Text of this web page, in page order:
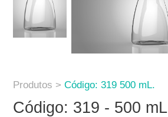
Produtos >Código: 319 500 mL.
Código: 319 - 500 mL